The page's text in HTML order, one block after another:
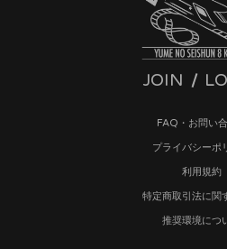
JOIN
FAQ・お問い
プライバシーポ
利用規約
特定商取引法に関
推奨環境につ